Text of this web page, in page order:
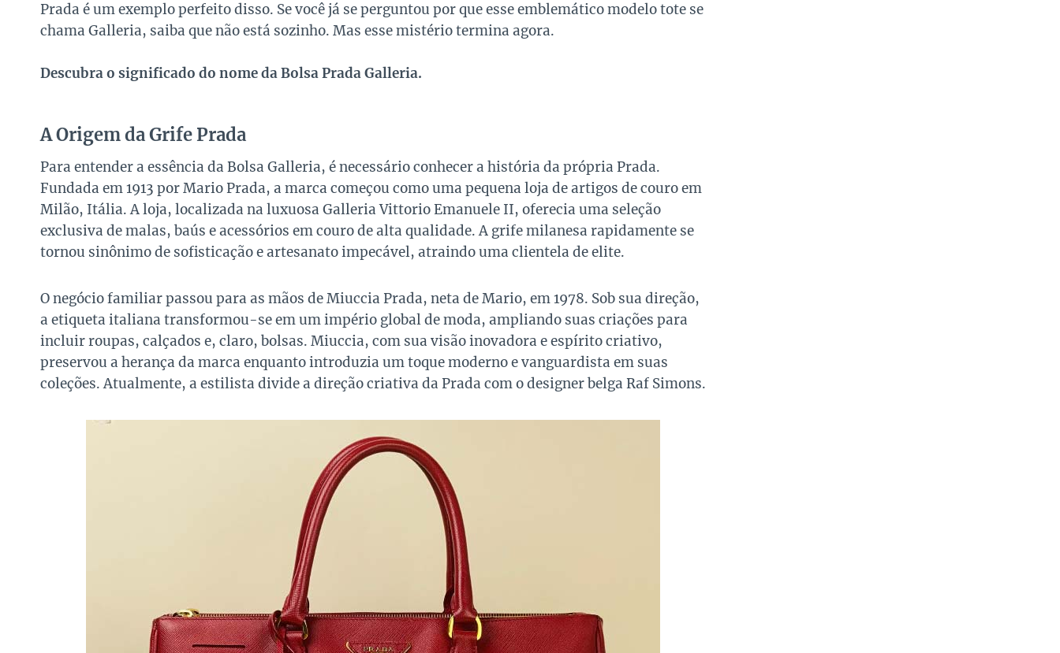
Prada é um exemplo perfeito disso. Se você já se perguntou por que esse emblemático modelo tote se
chama Galleria, saiba que não está sozinho. Mas esse mistério termina agora.
Descubra o significado do nome da Bolsa Prada Galleria.
A Origem da Grife Prada
Para entender a essência da Bolsa Galleria, é necessário conhecer a história da própria Prada.
Fundada em 1913 por Mario Prada, a marca começou como uma pequena loja de artigos de couro em
Milão, Itália. A loja, localizada na luxuosa Galleria Vittorio Emanuele II, oferecia uma seleção
exclusiva de malas, baús e acessórios em couro de alta qualidade. A grife milanesa rapidamente se
tornou sinônimo de sofisticação e artesanato impecável, atraindo uma clientela de elite.
O negócio familiar passou para as mãos de Miuccia Prada, neta de Mario, em 1978. Sob sua direção,
a etiqueta italiana transformou-se em um império global de moda, ampliando suas criações para
incluir roupas, calçados e, claro, bolsas. Miuccia, com sua visão inovadora e espírito criativo,
preservou a herança da marca enquanto introduzia um toque moderno e vanguardista em suas
coleções. Atualmente, a estilista divide a direção criativa da Prada com o designer belga Raf Simons.